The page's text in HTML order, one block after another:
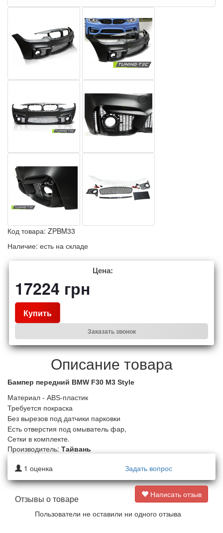
Код товара: ZPBM33
Наличие: есть на складе
Цена:
17224 грн
Купить
Заказать звонок
Описание товара
Бампер передний BMW F30 М3 Style
Материал - ABS-пластик
Требуется покраска
Без вырезов под датчики парковки
Есть отверстия под омыватель фар,
Сетки в комплекте.
Производитель: Тайвань
1 оценка Задать вопрос
Отзывы о товаре
Написать отзыв
Пользователи не оставили ни одного отзыва